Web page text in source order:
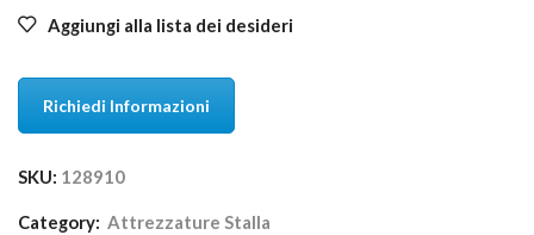
Aggiungi alla lista dei desideri
Richiedi Informazioni
SKU: 128910
Category: Attrezzature Stalla